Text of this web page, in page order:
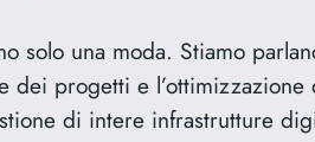
solo una moda. Stiamo
dei progetti e
di intere infrastrutture